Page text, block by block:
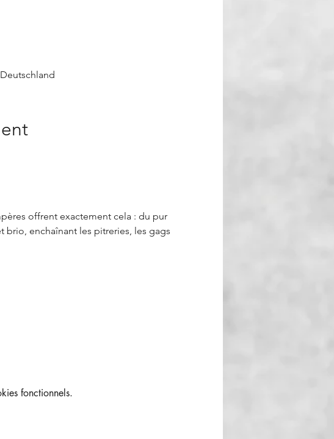
offrent exactement cela : du pur
brio, enchaînant les pitreries, les gags
fonctionnels.